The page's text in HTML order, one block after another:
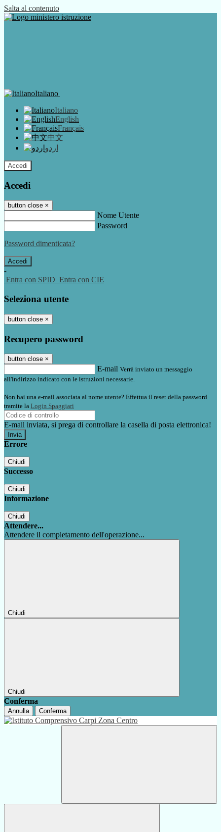
Salta al contenuto
Italiano
Italiano
English
Français
中文
اردو
Accedi
Accedi
button close ×
Nome Utente
Password
Password dimenticata?
-
Entra con SPID Entra con CIE
Seleziona utente
button close ×
Recupero password
button close ×
E-mail Verrà inviato un messaggio
all'indirizzo indicato con le istruzioni necessarie.
Non hai una e-mail associata al nome utente? Effettua il reset della password
tramite la Login Spaggiari
E-mail inviata, si prega di controllare la casella di posta elettronica!
Errore
Chiudi
Successo
Chiudi
Informazione
Chiudi
Attendere...
Attendere il completamento dell'operazione...
Chiudi
Chiudi
Conferma
Annulla Conferma